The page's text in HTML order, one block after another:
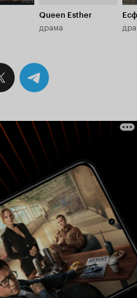
Queen Esther
драма